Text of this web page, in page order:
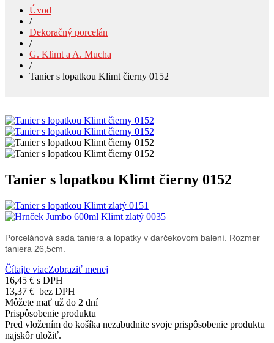
Úvod
/
Dekoračný porcelán
/
G. Klimt a A. Mucha
/
Tanier s lopatkou Klimt čierny 0152
Tanier s lopatkou Klimt čierny 0152
Porcelánová sada taniera a lopatky v darčekovom balení. Rozmer
taniera 26,5cm.
Čítajte viacZobraziť menej
16,45 € s DPH
13,37 € bez DPH
Môžete mať už do 2 dní
Prispôsobenie produktu
Pred vložením do košíka nezabudnite svoje prispôsobenie produktu
najskôr uložiť.